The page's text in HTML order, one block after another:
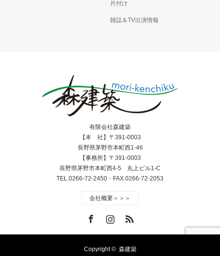
片付け
雑誌＆TV出演情報
有限会社森建築
【本 社】〒391-0003
長野県茅野市本町西1-46
【事務所】〒391-0003
長野県茅野市本町西4-5 丸上ビル1-C
TEL.0266-72-2450・FAX.0266-72-2053
会社概要＞＞＞
Copyright © 森建築